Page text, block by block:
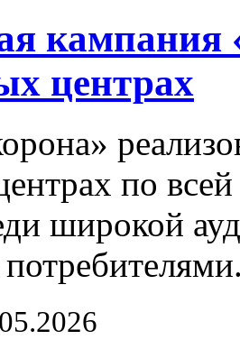
кампания
центрах
по
широкой